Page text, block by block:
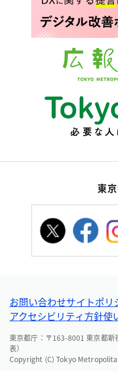
東
お問い合わせサイトポリ
アクセシビリティ方針使
東京都庁：〒163-8001 東京都
表）
Copyright (C) Tokyo